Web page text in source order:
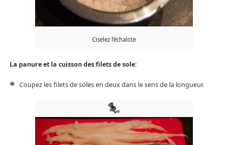
Ciselez l’échalote
La panure et la cuisson des filets de sole:
Coupez les filets de soles en deux dans le sens de la longueur.